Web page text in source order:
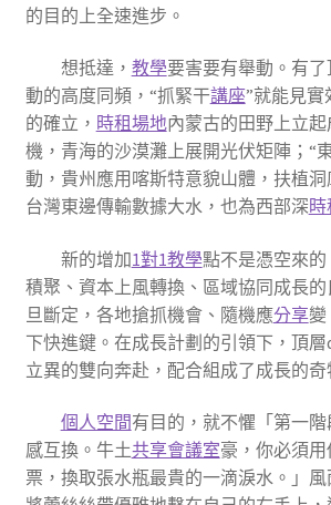
的目的上全速進步。
想抵達， 教學要害要有舉動。有
動的高度同頻，“抓緊干講座”就能見實
的確立， 時租場地內蒙古的田野上立
機，青海的沙漠灘上展開光伏矩陣；“
動，貴州應用喀斯特意貌山體，扶植
台灣東邊傳輸數據大水，也為西部深時
新的增加1對1教學點不是憑空來
積聚、資本上風轉換、區域協同成長
旦斷定，各地搶抓機會、隨機應分享變
下快進鍵。在成長計劃的引領下，頂層
立異的雙向奔赴，配合組成了成長的奇
個人空間有目的，就不懼「第一
感互換。牛土共享會議室豪，你必須
票，換取張水瓶最貴的一滴淚水。」